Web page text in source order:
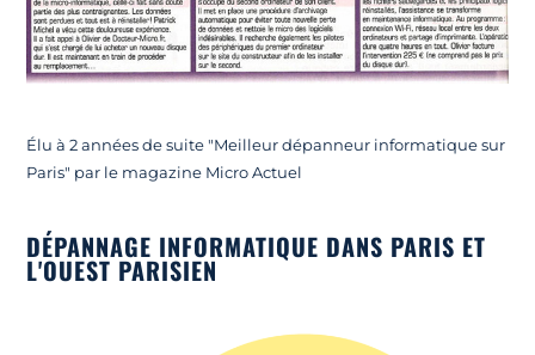
Élu à 2 années de suite "Meilleur dépanneur informatique sur
Paris" par le magazine Micro Actuel
DÉPANNAGE INFORMATIQUE DANS PARIS ET
L'OUEST PARISIEN